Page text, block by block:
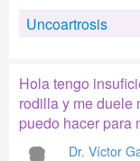
Uncoartrosis
Hola tengo
rodilla y me duele
puedo hacer para
Dr. Víctor